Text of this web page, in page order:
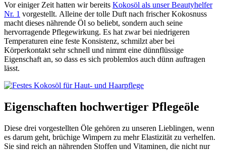
Vor einiger Zeit hatten wir bereits Kokosöl als unser Beautyhelfer
Nr. 1 vorgestellt. Alleine der tolle Duft nach frischer Kokosnuss
macht dieses nährende Öl so beliebt, sondern auch seine
hervorragende Pflegewirkung. Es hat zwar bei niedrigeren
Temperaturen eine feste Konsistenz, schmilzt aber bei
Körperkontakt sehr schnell und nimmt eine dünnflüssige
Eigenschaft an, so dass es sich problemlos auch dünn auftragen
lässt.
Eigenschaften hochwertiger Pflegeöle
Diese drei vorgestellten Öle gehören zu unseren Lieblingen, wenn
es darum geht, brüchige Wimpern zu mehr Elastizität zu verhelfen.
Sie sind reich an nährenden Stoffen und Vitaminen, die nicht nur